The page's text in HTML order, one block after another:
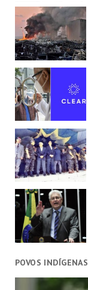
POVOS INDÍGENAS